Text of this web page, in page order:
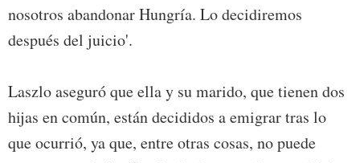
nosotros abandonar Hungría. Lo decidiremos
después del juicio'.
Laszlo aseguró que ella y su marido, que tienen dos
hijas en común, están decididos a emigrar tras lo
que ocurrió, ya que, entre otras cosas, no puede